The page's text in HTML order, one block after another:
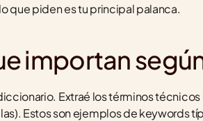
que piden es tu principal palanca.
importan
Extraé los términos
Estos son ejemplos de keywords